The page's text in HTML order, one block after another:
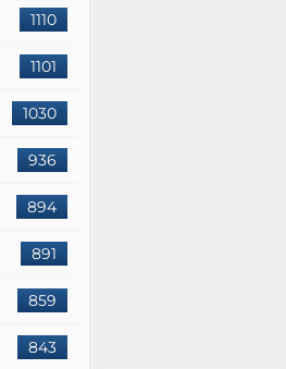
1110
1101
1030
936
894
891
859
843